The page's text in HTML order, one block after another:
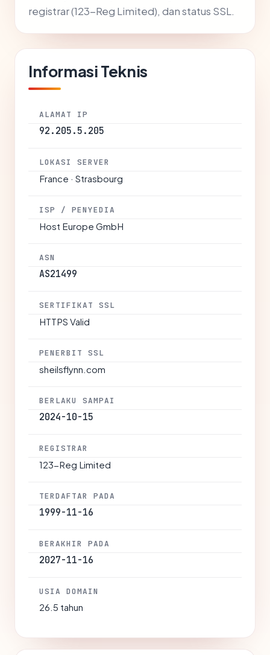
registrar (123-Reg Limited), dan status SSL.
Informasi Teknis
ALAMAT IP
92.205.5.205
LOKASI SERVER
France · Strasbourg
ISP / PENYEDIA
Host Europe GmbH
ASN
AS21499
SERTIFIKAT SSL
HTTPS Valid
PENERBIT SSL
sheilsflynn.com
BERLAKU SAMPAI
2024-10-15
REGISTRAR
123-Reg Limited
TERDAFTAR PADA
1999-11-16
BERAKHIR PADA
2027-11-16
USIA DOMAIN
26.5 tahun